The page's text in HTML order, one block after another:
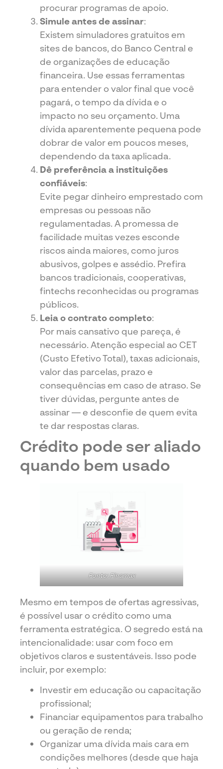
procurar programas de apoio.
Simule antes de assinar:
Existem simuladores gratuitos em
sites de bancos, do Banco Central e
de organizações de educação
financeira. Use essas ferramentas
para entender o valor final que você
pagará, o tempo da dívida e o
impacto no seu orçamento. Uma
dívida aparentemente pequena pode
dobrar de valor em poucos meses,
dependendo da taxa aplicada.
Dê preferência a instituições
confiáveis:
Evite pegar dinheiro emprestado com
empresas ou pessoas não
regulamentadas. A promessa de
facilidade muitas vezes esconde
riscos ainda maiores, como juros
abusivos, golpes e assédio. Prefira
bancos tradicionais, cooperativas,
fintechs reconhecidas ou programas
públicos.
Leia o contrato completo:
Por mais cansativo que pareça, é
necessário. Atenção especial ao CET
(Custo Efetivo Total), taxas adicionais,
valor das parcelas, prazo e
consequências em caso de atraso. Se
tiver dúvidas, pergunte antes de
assinar — e desconfie de quem evita
te dar respostas claras.
Crédito pode ser aliado
quando bem usado
Fonte: Finamax
Mesmo em tempos de ofertas agressivas,
é possível usar o crédito como uma
ferramenta estratégica. O segredo está na
intencionalidade: usar com foco em
objetivos claros e sustentáveis. Isso pode
incluir, por exemplo:
Investir em educação ou capacitação
profissional;
Financiar equipamentos para trabalho
ou geração de renda;
Organizar uma dívida mais cara em
condições melhores (desde que haja